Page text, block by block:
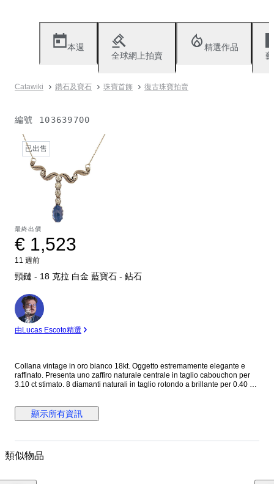
本週
全球網上拍賣
精選作品
Catawiki 鑽石及寶石 珠寶首飾 復古珠寶拍賣
編號 103639700
已出售
最終出價
€ 1,523
11 週前
頸鏈 - 18 克拉 白金 藍寶石 - 鉆石
專
家
由Lucas Escoto精選
Collana vintage in oro bianco 18kt. Oggetto estremamente elegante e
raffinato. Presenta uno zaffiro naturale centrale in taglio cabouchon per
3.10 ct stimato. 8 diamanti naturali in taglio rotondo a brillante per 0.40 ct
con spedizione tracciata e assicurata. Verrà rilasciato certificato
d'autenticità dell'oggetto con caratteristiche delle pietre e dell'oro.
顯示所有資訊
類似物品